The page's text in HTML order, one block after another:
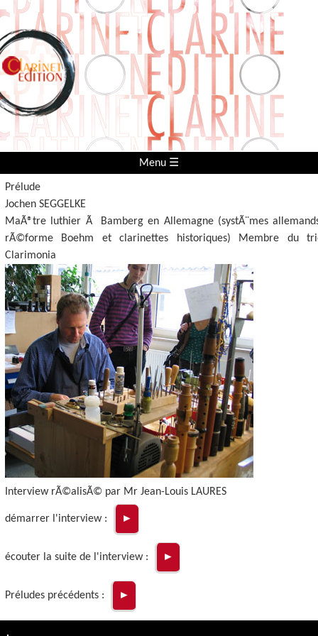
Menu ☰
Prélude
Jochen SEGGELKE
MaÃ®tre luthier Ã Bamberg en Allemagne (systÃ¨mes
rÃ©forme Boehm et clarinettes historiques) Membre du
Clarimonia
Interview rÃ©alisÃ© par Mr Jean-Louis LAURES
démarrer l'interview : ►
écouter la suite de l'interview : ►
Préludes précédents : ►